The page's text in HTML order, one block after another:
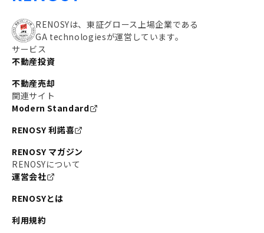
RENOSYは、東証グロース上場企業である
GA technologiesが運営しています。
サービス
不動産投資
不動産売却
関連サイト
Modern Standard
RENOSY 利諾喜
RENOSY マガジン
RENOSYについて
運営会社
RENOSYとは
利用規約